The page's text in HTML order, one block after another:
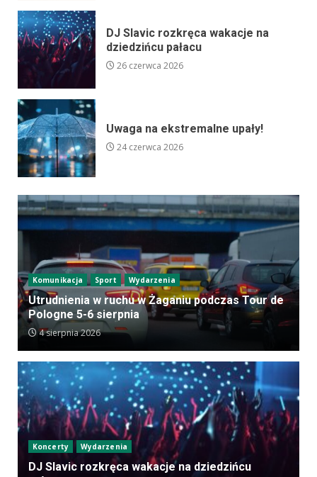
DJ Slavic rozkręca wakacje na
dziedzińcu pałacu
26 czerwca 2026
Uwaga na ekstremalne upały!
24 czerwca 2026
Komunikacja Sport Wydarzenia
Utrudnienia w ruchu w Żaganiu podczas Tour de
Pologne 5-6 sierpnia
4 sierpnia 2026
Koncerty Wydarzenia
DJ Slavic rozkręca wakacje na dziedzińcu